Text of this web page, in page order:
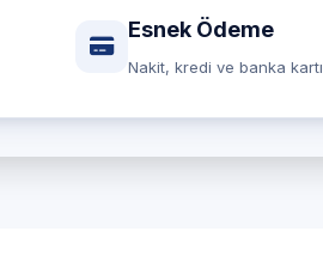
Esnek Ödeme
Nakit, kredi ve banka kartı